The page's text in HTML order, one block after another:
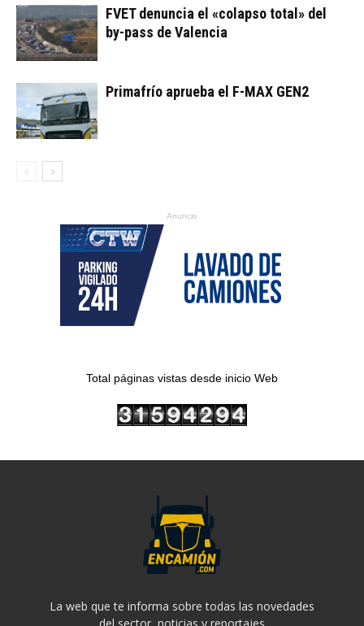
FVET denuncia el «colapso total» del
by-pass de Valencia
Primafrío aprueba el F-MAX GEN2
Anuncio
Total páginas vistas desde inicio Web
La web que te informa sobre todas las novedades